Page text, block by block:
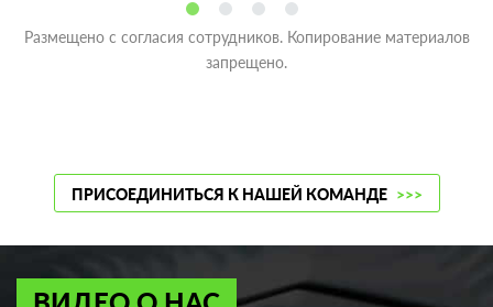
Размещено с согласия сотрудников. Копирование материалов
запрещено.
ПРИСОЕДИНИТЬСЯ К НАШЕЙ КОМАНДЕ >>>